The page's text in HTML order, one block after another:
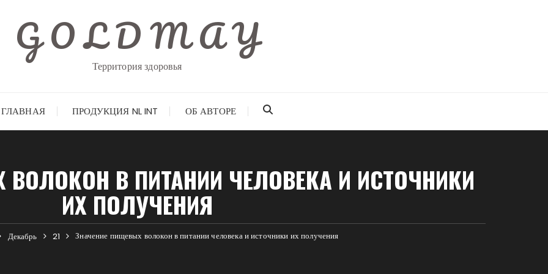
G O L D M A Y
Территория здоровья
ГЛАВНАЯ ПРОДУКЦИЯ NL INT ОБ АВТОРЕ
В ПИТАНИИ ЧЕЛОВЕКА И ИСТОЧНИКИ
ИХ ПОЛУЧЕНИЯ
Декабрь 21 Значение пищевых волокон в питании человека и источники их получения